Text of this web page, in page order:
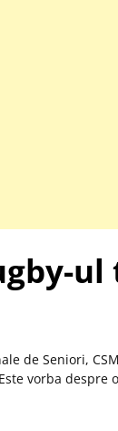
de Seniori,
vorba